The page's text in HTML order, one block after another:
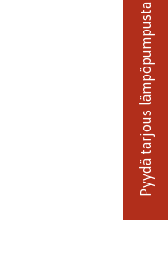
Pyydä tarjous lämpöpumpusta